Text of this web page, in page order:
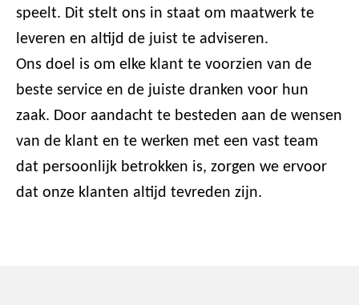
speelt. Dit stelt ons in staat om maatwerk te
leveren en altijd de juist te adviseren.
Ons doel is om elke klant te voorzien van de
beste service en de juiste dranken voor hun
zaak. Door aandacht te besteden aan de wensen
van de klant en te werken met een vast team
dat persoonlijk betrokken is, zorgen we ervoor
dat onze klanten altijd tevreden zijn.